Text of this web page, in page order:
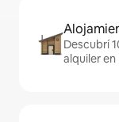
Descubrí
alquiler